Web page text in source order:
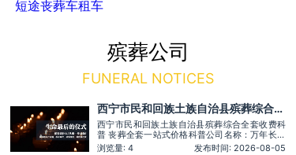
短途丧葬车租车
殡葬公司
FUNERAL NOTICES
西宁市民和回族土族自治县殡葬综合全
套收费科普 丧葬全套一站式价格科普
西宁市民和回族土族自治县殡葬综合全套收费科
普 丧葬全套一站式价格科普公司名称：万年长殡
葬服务公司资质认证：营业执照认证服务理念：
浏览量: 4 发布时间: 2026-08-05